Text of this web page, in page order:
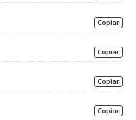
Copiar
Copiar
Copiar
Copiar